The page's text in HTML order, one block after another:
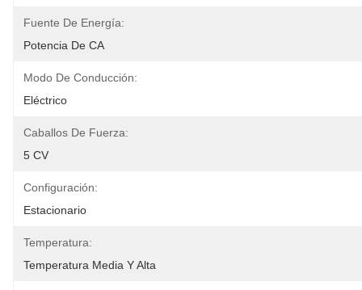
Fuente De Energía:
Potencia De CA
Modo De Conducción:
Eléctrico
Caballos De Fuerza:
5 CV
Configuración:
Estacionario
Temperatura:
Temperatura Media Y Alta